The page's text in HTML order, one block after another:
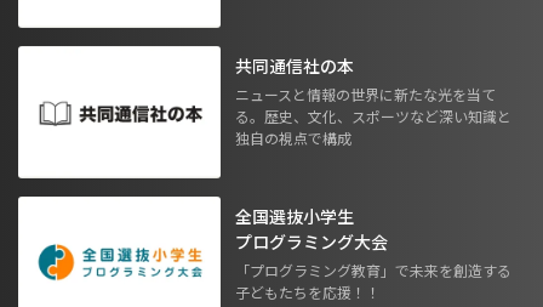
共同通信社の本
ニュースと情報の世界に新たな光を当て
る。歴史、文化、スポーツなど深い知識と
独自の視点で構成
全国選抜小学生
プログラミング大会
「プログラミング教育」で未来を創造する
子どもたちを応援！！